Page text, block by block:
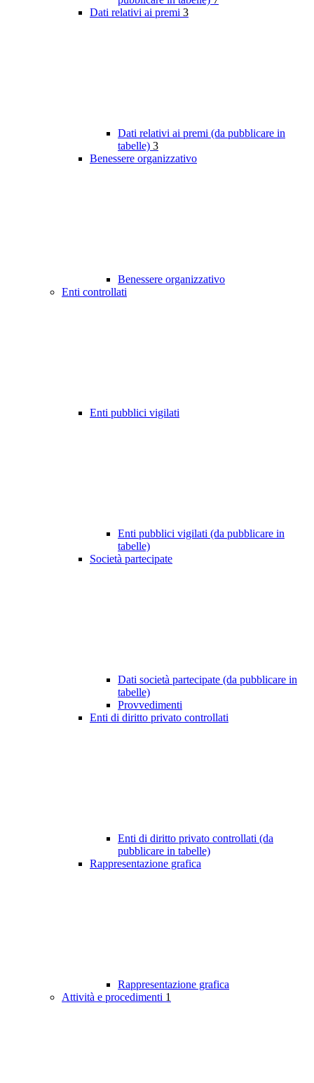
Dati relativi ai premi 3
Dati relativi ai premi (da pubblicare in
tabelle) 3
Benessere organizzativo
Benessere organizzativo
Enti controllati
Enti pubblici vigilati
Enti pubblici vigilati (da pubblicare in
tabelle)
Società partecipate
Dati società partecipate (da pubblicare in
tabelle)
Provvedimenti
Enti di diritto privato controllati
Enti di diritto privato controllati (da
pubblicare in tabelle)
Rappresentazione grafica
Rappresentazione grafica
Attività e procedimenti 1